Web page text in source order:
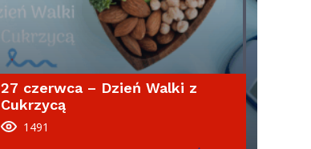
27 czerwca – Dzień Walki z
Cukrzycą
1491